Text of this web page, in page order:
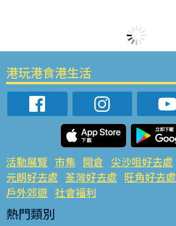
港玩港食港生活
活動展覽 市集 開倉 尖沙咀好去處
元朗好去處 荃灣好去處 旺角好去處
戶外郊遊 社會福利
熱門類別